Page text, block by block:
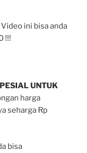
ini bisa anda
!!!
UNTUK
harga
seharga Rp
bisa